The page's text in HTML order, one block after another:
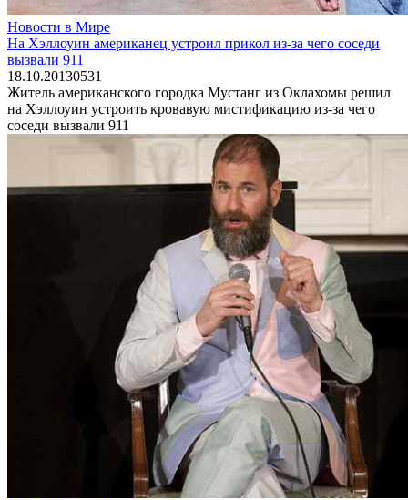
Новости в Мире
На Хэллоуин американец устроил прикол из-за чего соседи
вызвали 911
18.10.20130531
Житель американского городка Мустанг из Оклахомы решил
на Хэллоуин устроить кровавую мистификацию из-за чего
соседи вызвали 911